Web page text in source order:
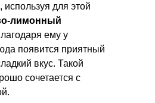
используя для этой
лимонный
ему у
появится приятный
вкус. Такой
сочетается с